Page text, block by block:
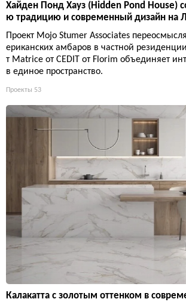
Хайден Понд Хауз (Hidden Pond House)
ю традицию и современный дизайн на
Проект Mojo Stumer Associates
ериканских амбаров в частной
т Matrice от CEDIT от Florim объединяет
в единое пространство.
Проекты 53
Калакатта с золотым оттенком в